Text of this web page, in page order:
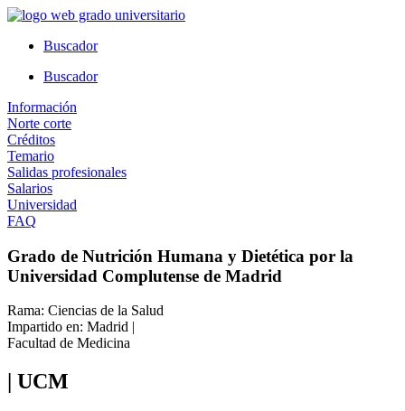
Ir
contenidoBuscador
Buscador
Información
Norte corte
Créditos
Temario
Salidas profesionales
Salarios
Universidad
FAQ
Grado de Nutrición Humana y Dietética por la
Universidad Complutense de Madrid
Rama: Ciencias de la Salud
Impartido en: Madrid |
Facultad de Medicina
| UCM